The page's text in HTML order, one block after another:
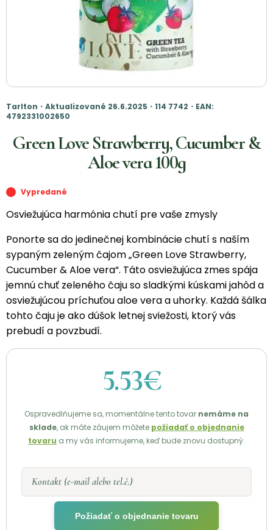
Tarlton・Aktualizované 26.6.2025・114 7742・EAN:
4792331002650
Green Love Strawberry, Cucumber &
Aloe vera 100g
Vypredané
Osviežujúca harmónia chutí pre vaše zmysly
Ponorte sa do jedinečnej kombinácie chutí s naším
sypaným zeleným čajom „Green Love Strawberry,
Cucumber & Aloe vera“. Táto osviežujúca zmes spája
jemnú chuť zeleného čaju so sladkými kúskami jahôd a
osviežujúcou príchuťou aloe vera a uhorky. Každá šálka
tohto čaju je ako dúšok letnej sviežosti, ktorý vás
prebudí a povzbudí.
5.53€
Ospravedlňujeme sa, momentálne tento tovar nemáme na
sklade, ak máte záujem môžete požiadať o objednanie
tovaru a my vás informujeme, keď bude znovu dostupný.
Kontakt (e-mail alebo tel.č.)
Požiadať o objednanie tovaru